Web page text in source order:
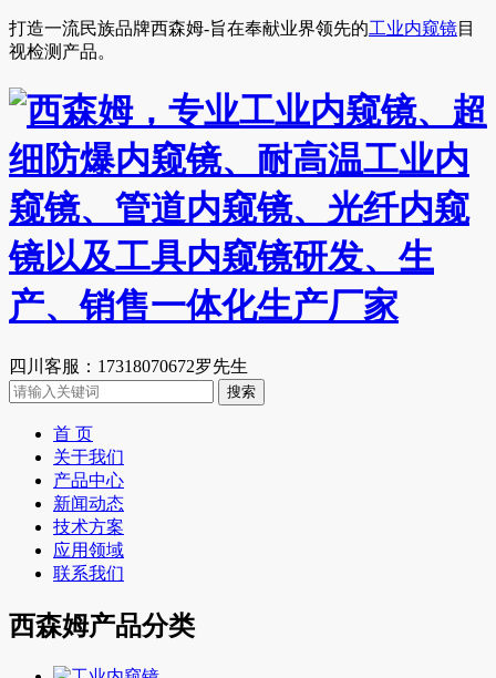
打造一流民族品牌西森姆-旨在奉献业界领先的工业内窥镜目
视检测产品。
四川客服：17318070672罗先生
首 页
关于我们
产品中心
新闻动态
技术方案
应用领域
联系我们
西森姆产品分类